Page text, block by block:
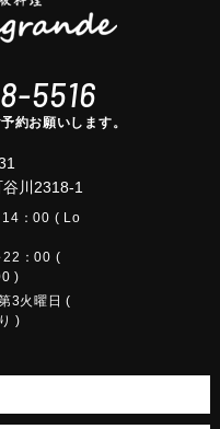
5516
約お願いします。
川2318-1
14：00 ( Lo
22：00 (
)
3火曜日 (
)